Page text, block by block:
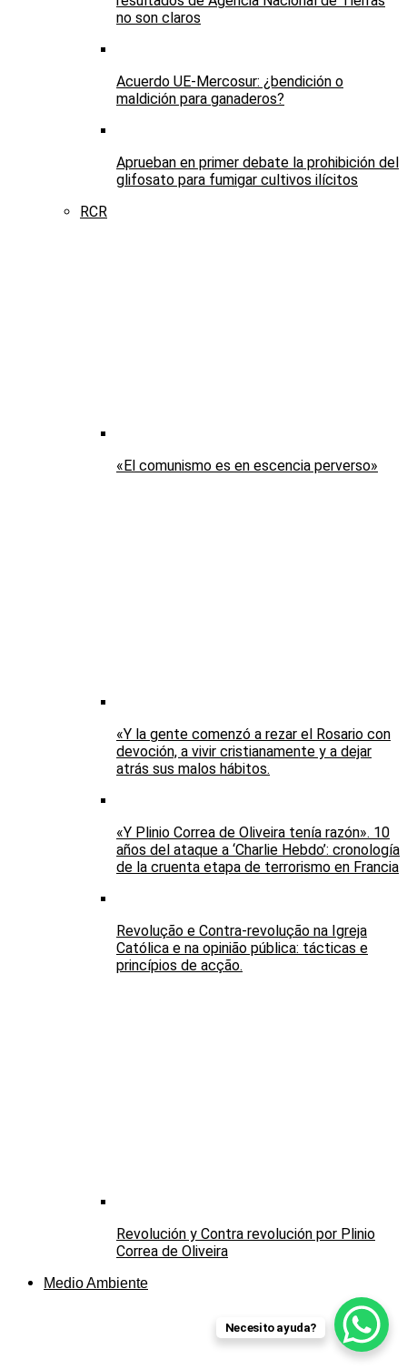
no son claros
Acuerdo UE-Mercosur: ¿bendición o
maldición para ganaderos?
Aprueban en primer debate la prohibición del
glifosato para fumigar cultivos ilícitos
RCR
«El comunismo es en escencia perverso»
«Y la gente comenzó a rezar el Rosario con
devoción, a vivir cristianamente y a dejar
atrás sus malos hábitos.
«Y Plinio Correa de Oliveira tenía razón». 10
años del ataque a ‘Charlie Hebdo’: cronología
de la cruenta etapa de terrorismo en Francia
Revolução e Contra-revolução na Igreja
Católica e na opinião pública: tácticas e
princípios de acção.
Revolución y Contra revolución por Plinio
Correa de Oliveira
Medio Ambiente
Necesito ayuda?